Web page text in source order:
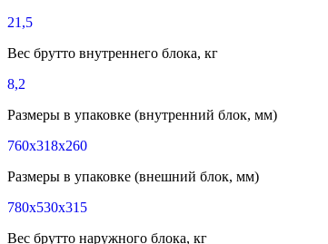
21,5
Вес брутто внутреннего блока, кг
8,2
Размеры в упаковке (внутренний блок, мм)
760x318x260
Размеры в упаковке (внешний блок, мм)
780x530x315
Вес брутто наружного блока, кг